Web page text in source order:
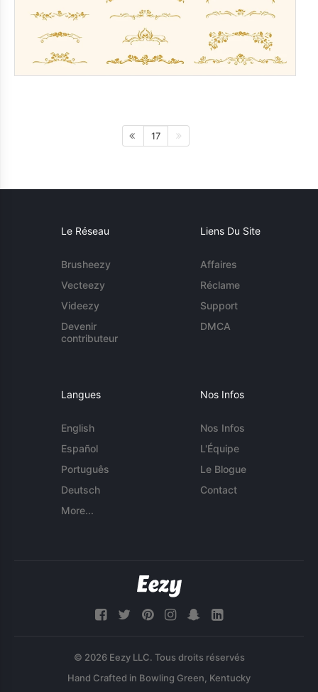
17
Le Réseau
Brusheezy
Vecteezy
Videezy
Devenir
contributeur
Liens Du Site
Affaires
Réclame
Support
DMCA
Langues
English
Español
Português
Deutsch
More...
Nos Infos
Nos Infos
L'Équipe
Le Blogue
Contact
© 2026 Eezy LLC. Tous droits réservés